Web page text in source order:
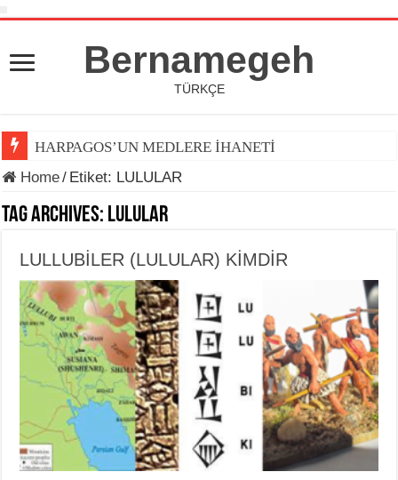
Bernamegeh
TÜRKÇE
HARPAGOS’UN MEDLERE İHANETİ
Home/ Etiket: LULULAR
Tag Archives: LULULAR
LULLUBİLER (LULULAR) KİMDİR